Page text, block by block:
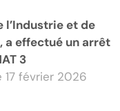
l’Industrie et de
a effectué un arrêt
3
17 février 2026